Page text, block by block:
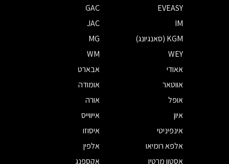
EVEASY
GAC
IM
JAC
KGM (סאנגיונג)
MG
WEY
WM
אאודי
אבארט
אווטאר
אומודה
אופל
אורה
איון
אייווייס
אינפיניטי
איסוזו
אלפא רומיאו
אלפין
אסטון מרטין
אקספנג